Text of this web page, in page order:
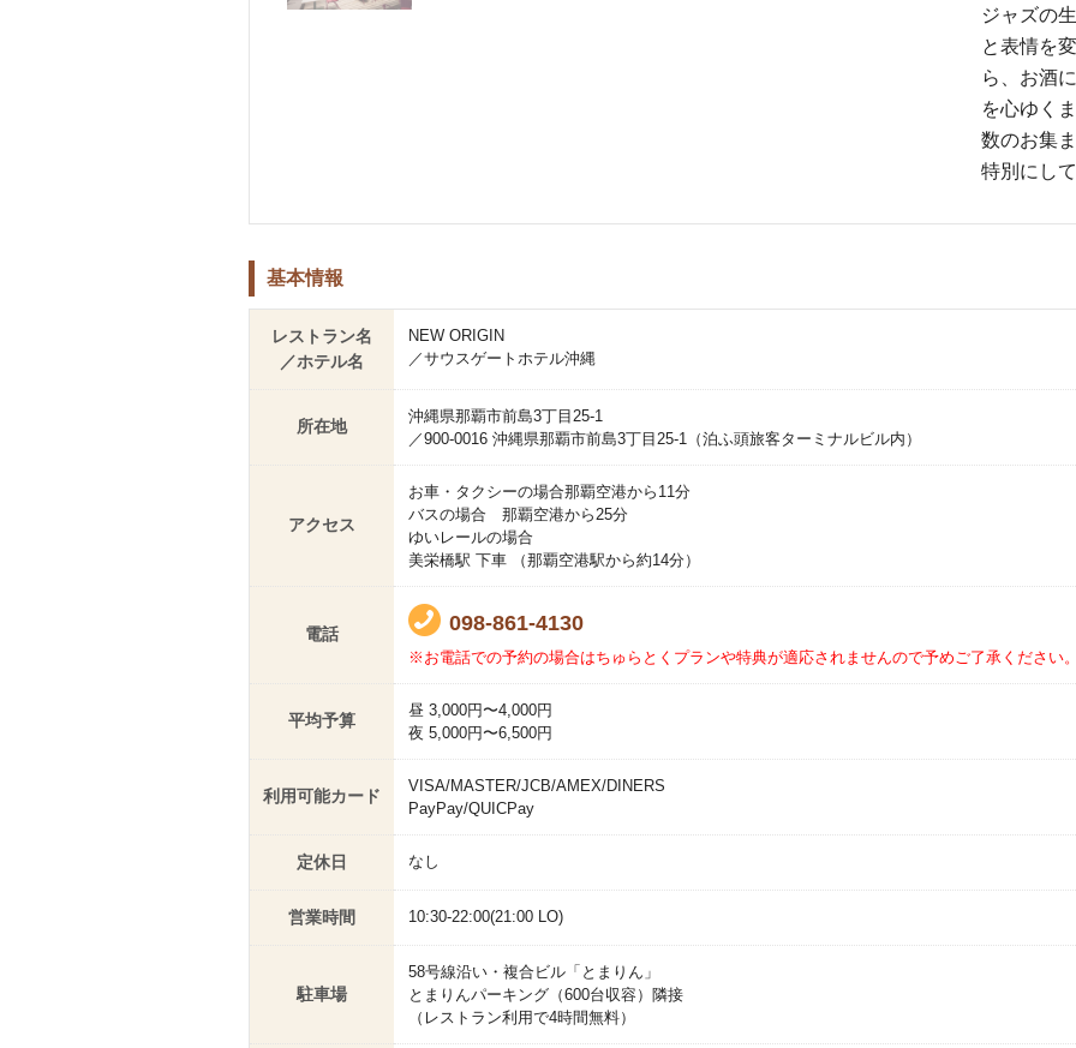
ジャズの
と表情を
ら、お酒
を心ゆく
数のお集
特別にし
基本情報
レストラン名
／ホテル名
NEW ORIGIN
／サウスゲートホテル沖縄
所在地
沖縄県那覇市前島3丁目25-1
／900-0016 沖縄県那覇市前島3丁目25-1（泊ふ頭旅客ターミナルビル内）
アクセス
お車・タクシーの場合那覇空港から11分
バスの場合 那覇空港から25分
ゆいレールの場合
美栄橋駅 下車 （那覇空港駅から約14分）
電話 098-861-4130
※お電話での予約の場合はちゅらとくプランや特典が適応されませんので予めご了承ください
平均予算
昼 3,000円〜4,000円
夜 5,000円〜6,500円
利用可能カード
VISA/MASTER/JCB/AMEX/DINERS
PayPay/QUICPay
定休日 なし
営業時間 10:30-22:00(21:00 LO)
駐車場
58号線沿い・複合ビル「とまりん」
とまりんパーキング（600台収容）隣接
（レストラン利用で4時間無料）